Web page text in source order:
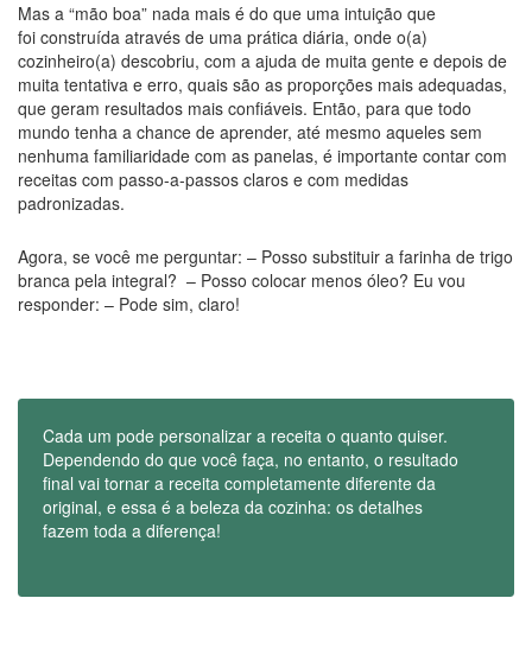
Mas a “mão boa” nada mais é do que uma intuição que
foi construída através de uma prática diária, onde o(a)
cozinheiro(a) descobriu, com a ajuda de muita gente e depois de
muita tentativa e erro, quais são as proporções mais adequadas,
que geram resultados mais confiáveis. Então, para que todo
mundo tenha a chance de aprender, até mesmo aqueles sem
nenhuma familiaridade com as panelas, é importante contar com
receitas com passo-a-passos claros e com medidas
padronizadas.
Agora, se você me perguntar: – Posso substituir a farinha de trigo
branca pela integral? – Posso colocar menos óleo? Eu vou
responder: – Pode sim, claro!
Cada um pode personalizar a receita o quanto quiser.
Dependendo do que você faça, no entanto, o resultado
final vai tornar a receita completamente diferente da
original, e essa é a beleza da cozinha: os detalhes
fazem toda a diferença!